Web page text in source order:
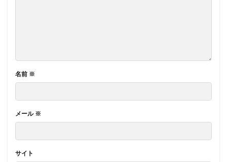
名前 ※
メール ※
サイト